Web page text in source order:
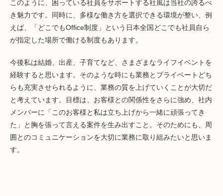
このように、困っている社員をサポートする社風は当社の誇るべ
き魅力です。同時に、多様な働き方を選択できる環境が整い、例
えば、「どこでもOffice制度」という日本全国どこでも社員自ら
が指定した場所で働ける制度もあります。
今後私は結婚、出産、子育てなど、さまざまなライフイベントを
経験すると思います。そのような時にも業務とプライベートどち
らも充実させられるように、業務の質を上げていくことが大切だ
と考えています。目標は、お客様との関係性をさらに強め、社内
メンバーに「このお客様と私は立ち上げから一緒に頑張ってき
た」と胸を張って言える案件を生み出すこと。そのためにも、周
囲とのコミュニケーションを大切に業務に取り組みたいと思いま
す。